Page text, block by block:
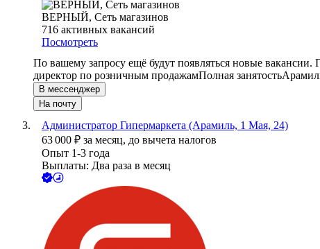
ВЕРНЫЙ, Сеть магазинов
716 активных вакансий
Посмотреть
По вашему запросу ещё будут появляться новые вакансии.
директор по розничным продажамПолная занятость
В мессенджер
На почту
Администратор Гипермаркета (Арамиль, 1 Мая, 24)
63 000 ₽ за месяц, до вычета налогов
Опыт 1-3 года
Выплаты: Два раза в месяц